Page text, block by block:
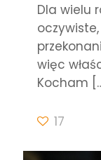
Dla wielu
więc
Kocham
17